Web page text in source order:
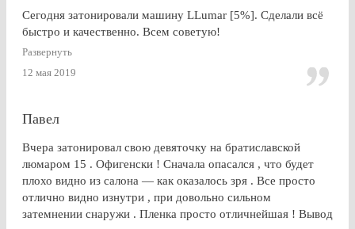
Сегодня затонировали машину LLumar [5%]. Сделали всё
быстро и качественно. Всем советую!
Развернуть
12 мая 2019
Павел
Вчера затонировал свою девяточку на братиславской
люмаром 15 . Офигенски ! Сначала опасался , что будет
плохо видно из салона — как оказалось зря . Все просто
отлично видно изнутри , при довольно сильном
затемнении снаружи . Пленка просто отличнейшая ! Вывод